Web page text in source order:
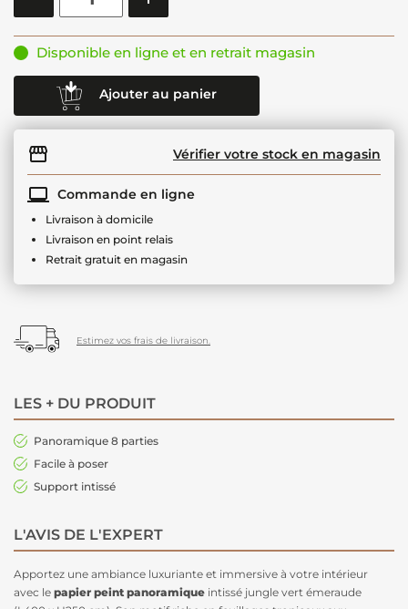
Disponible en ligne et en retrait magasin
Ajouter au panier
Vérifier votre stock en magasin
Commande en ligne
Livraison à domicile
Livraison en point relais
Retrait gratuit en magasin
Estimez vos frais de livraison.
LES + DU PRODUIT
Panoramique 8 parties
Facile à poser
Support intissé
L'AVIS DE L'EXPERT
Apportez une ambiance luxuriante et immersive à votre intérieur
avec le papier peint panoramique intissé jungle vert émeraude